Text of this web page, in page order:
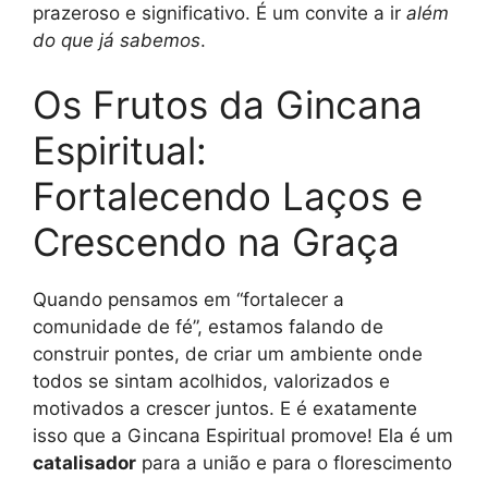
prazeroso e significativo. É um convite a ir além
do que já sabemos.
Os Frutos da Gincana
Espiritual:
Fortalecendo Laços e
Crescendo na Graça
Quando pensamos em “fortalecer a
comunidade de fé”, estamos falando de
construir pontes, de criar um ambiente onde
todos se sintam acolhidos, valorizados e
motivados a crescer juntos. E é exatamente
isso que a Gincana Espiritual promove! Ela é um
catalisador para a união e para o florescimento